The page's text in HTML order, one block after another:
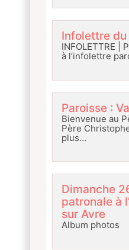
Infolettre
INFOLETTRE |
à l’infolettre
Paroisse :
Bienvenue au
Père
plus…
Dimanche
patronale à
sur Avre
Album photos